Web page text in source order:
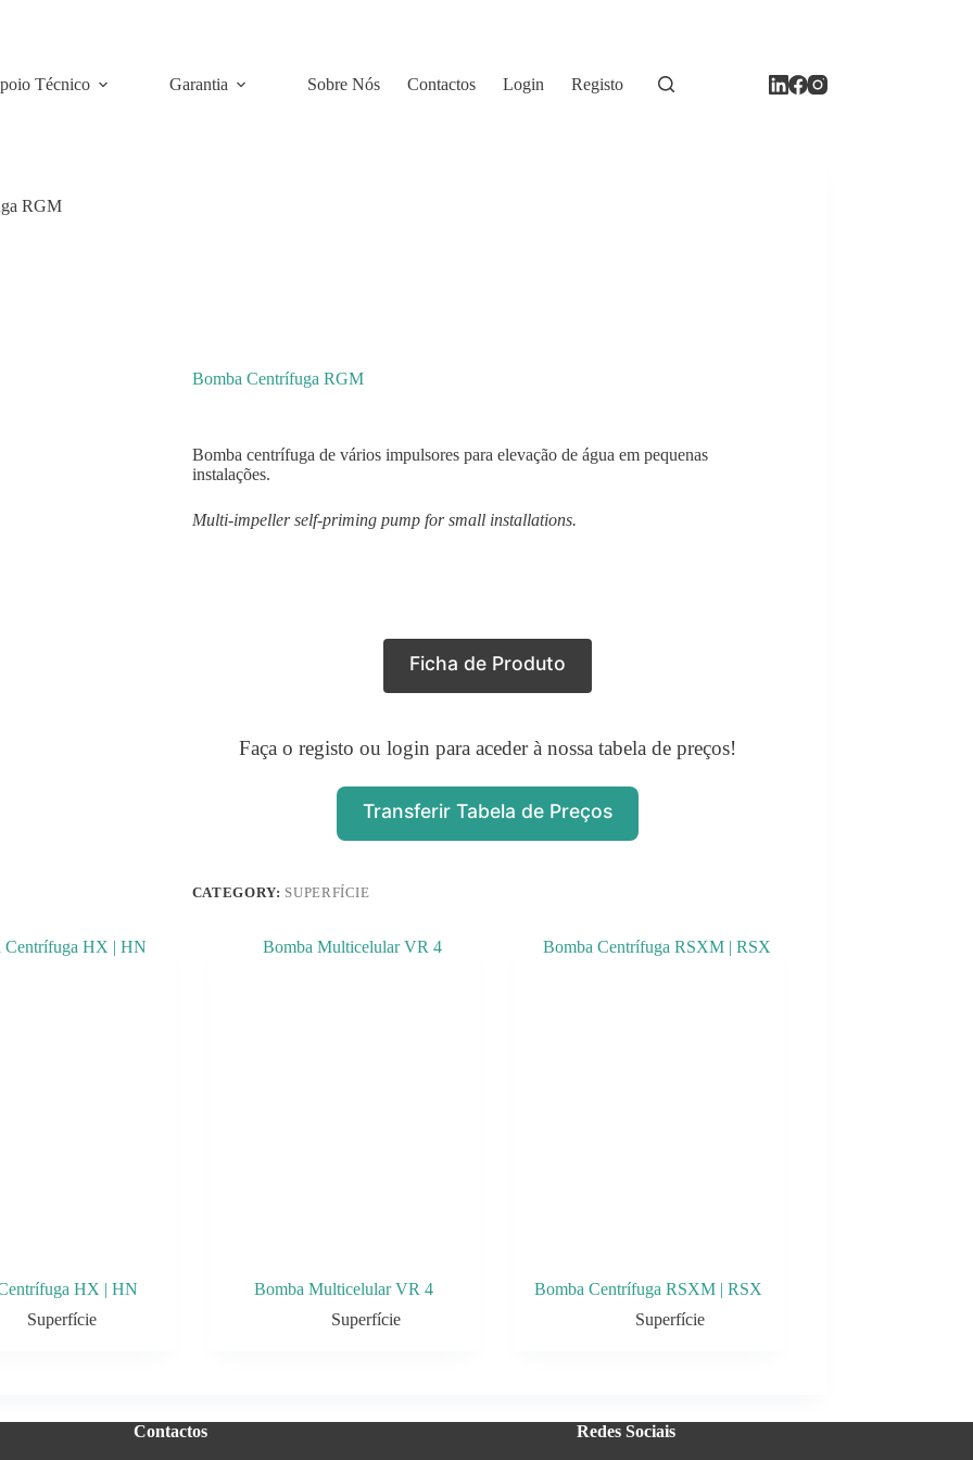
Técnico Garantia Sobre Nós Contactos Login Registo
RGM
Bomba Centrífuga RGM
Bomba centrífuga de vários impulsores para elevação de água em pequenas
instalações.
Multi-impeller self-priming pump for small installations.
Ficha de Produto
Faça o registo ou login para aceder à nossa tabela de preços!
Transferir Tabela de Preços
CATEGORY: SUPERFÍCIE
HX | HN
Superfície
Bomba Multicelular VR 4
Superfície
Bomba Centrífuga RSXM | RSX
Superfície
Contactos Redes Sociais